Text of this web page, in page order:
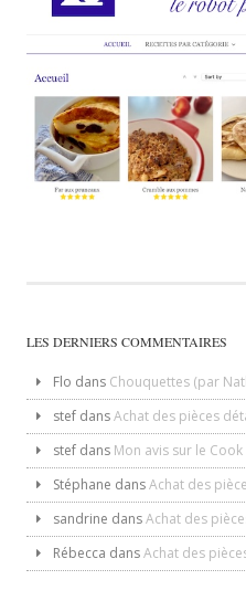
LES DERNIERS COMMENTAIRES
Flo dans Chouquettes (par
stef dansAchat des pièces
stef dans Mon avis sur le
Stéphane dansAchat des
sandrine dansAchat des
Rébecca dansAchat des